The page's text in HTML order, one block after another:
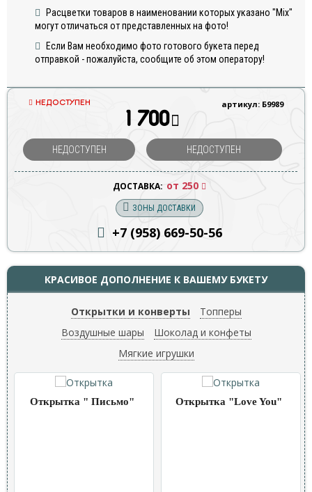
Расцветки товаров в наименовании которых указано "Mix"
могут отличаться от представленных на фото!
Если Вам необходимо фото готового букета перед
отправкой - пожалуйста, сообщите об этом оператору!
артикул: Б9989
НЕДОСТУПЕН
1 700
НЕДОСТУПЕН НЕДОСТУПЕН
ДОСТАВКА: от 250
ЗОНЫ ДОСТАВКИ
+7 (958) 669-50-56
КРАСИВОЕ ДОПОЛНЕНИЕ К ВАШЕМУ БУКЕТУ
Открытки и конверты
Топперы
Воздушные шары
Шоколад и конфеты
Мягкие игрушки
Открытка " Письмо" Открытка "Love You"